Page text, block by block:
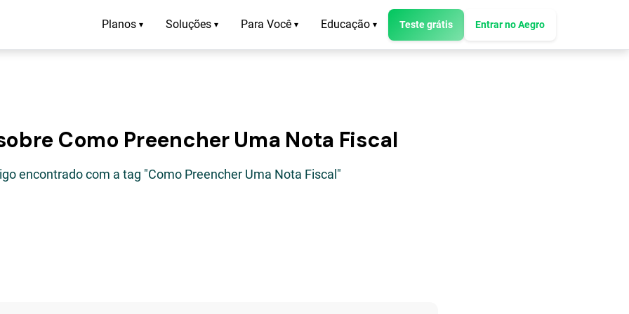
Planos ▾ Soluções ▾ Para Você ▾ Educação ▾ Teste grátis Entrar no Aegro
Como Preencher Uma Nota Fiscal
encontrado com a tag "Como Preencher Uma Nota Fiscal"